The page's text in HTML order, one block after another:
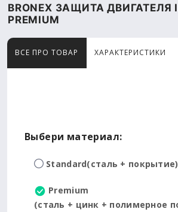
BRONEX ЗАЩИТА ДВИГАТЕЛЯ
PREMIUM
ВСЕ ПРО ТОВАР ХАРАКТЕРИСТИКИ
Товар просматривают
Выбери материал:
Standard(сталь + покрытие)
Premium
(сталь + цинк + полимерное